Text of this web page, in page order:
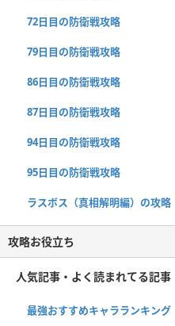
72日目の防衛戦攻略
79日目の防衛戦攻略
86日目の防衛戦攻略
87日目の防衛戦攻略
94日目の防衛戦攻略
95日目の防衛戦攻略
ラスボス（真相解明編）の攻略
攻略お役立ち
人気記事・よく読まれてる記事
最強おすすめキャラランキング